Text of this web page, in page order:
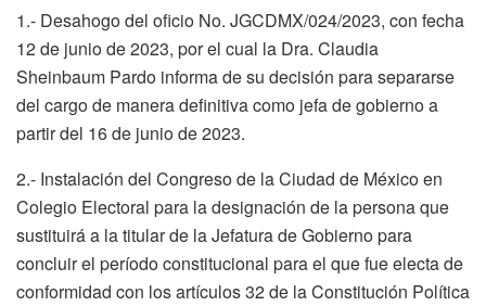
1.- Desahogo del oficio No. JGCDMX/024/2023, con fecha
12 de junio de 2023, por el cual la Dra. Claudia
Sheinbaum Pardo informa de su decisión para separarse
del cargo de manera definitiva como jefa de gobierno a
partir del 16 de junio de 2023.
2.- Instalación del Congreso de la Ciudad de México en
Colegio Electoral para la designación de la persona que
sustituirá a la titular de la Jefatura de Gobierno para
concluir el período constitucional para el que fue electa de
conformidad con los artículos 32 de la Constitución Política